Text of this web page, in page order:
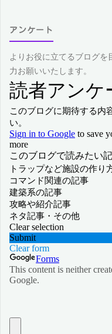
アンケート
よりお役に立てるブログ
力お願いいたします。